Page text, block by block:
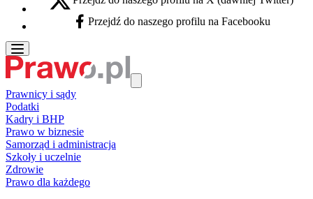
X - otwiera się w nowej karcie
Facebook - otwiera się w nowej karcie
Przejdź do naszego profilu na Facebooku
Prawnicy i sądy
Podatki
Kadry i BHP
Prawo w biznesie
Samorząd i administracja
Szkoły i uczelnie
Zdrowie
Prawo dla każdego